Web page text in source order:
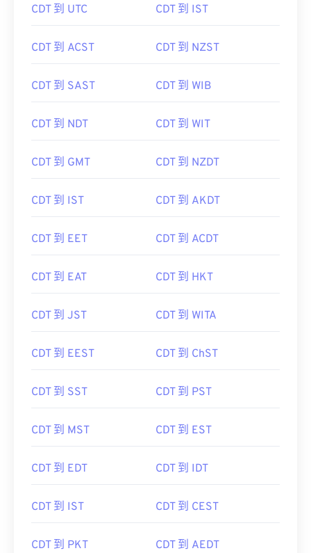
CDT 到 UTC CDT 到 IST
CDT 到 ACST CDT 到 NZST
CDT 到 SAST CDT 到 WIB
CDT 到 NDT CDT 到 WIT
CDT 到 GMT CDT 到 NZDT
CDT 到 IST CDT 到 AKDT
CDT 到 EET CDT 到 ACDT
CDT 到 EAT CDT 到 HKT
CDT 到 JST CDT 到 WITA
CDT 到 EEST CDT 到 ChST
CDT 到 SST CDT 到 PST
CDT 到 MST CDT 到 EST
CDT 到 EDT CDT 到 IDT
CDT 到 IST CDT 到 CEST
CDT 到 PKT CDT 到 AEDT